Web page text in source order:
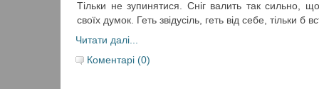
Тільки не зупинятися. Сніг валить так сильно,
своїх думок. Геть звідусіль, геть від себе, тільки б
Читати далі...
Коментарі (0)